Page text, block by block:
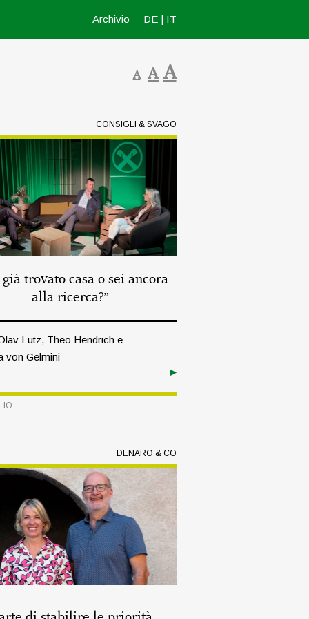
Archivio DE | IT
A A A
CONSIGLI & SVAGO
già trovato casa o sei ancora
alla ricerca?”
Lutz, Theo Hendrich e
von Gelmini
DENARO & CO